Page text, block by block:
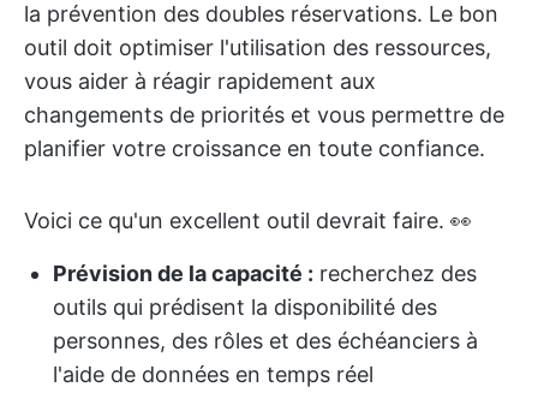
la prévention des doubles réservations. Le bon
outil doit optimiser l'utilisation des ressources,
vous aider à réagir rapidement aux
changements de priorités et vous permettre de
planifier votre croissance en toute confiance.
Voici ce qu'un excellent outil devrait faire. 👀
Prévision de la capacité : recherchez des
outils qui prédisent la disponibilité des
personnes, des rôles et des échéanciers à
l'aide de données en temps réel